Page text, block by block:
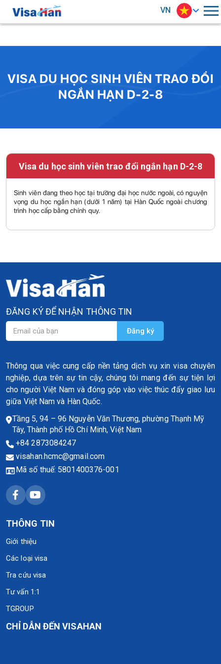
VN
VISA DU HỌC SINH VIÊN TRAO ĐỔI
NGẮN HẠN D-2-8
Visa du học sinh viên trao đổi ngắn hạn D-2-8
Sinh viên đang theo học tại trường đại học nước ngoài, có nguyện
vọng du học ngắn hạn (dưới 1 năm) tại Hàn Quốc ngoài chương
trình học cấp bằng chính quy.
ĐĂNG KÝ ĐỂ NHẬN THÔNG TIN
Thông qua việc cung cấp nền tảng dịch vụ xin visa chuyên
nghiệp, dựa trên sự tin cậy, chúng tôi mang đến sự tiện lợi
cho người Việt Nam và đóng góp vào việc thúc đẩy giao lưu
giữa Việt Nam và Hàn Quốc.
Tầng 5, 94 – 96 Nguyễn Văn Thương, phường Thạnh Mỹ
Tây, Thành phố Hồ Chí Minh, Việt Nam
+84 2873084247
visahan.hcmc@gmail.com
Mã số thuế: 5801400376-001
THÔNG TIN
Giới thiệu
Các loại visa
Tra cứu visa
Tư vấn 1:1
TGROUP
CHỈ DẪN ĐẾN VISAHAN